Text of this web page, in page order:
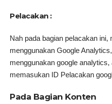
Pelacakan :
Nah pada bagian pelacakan ini,
menggunakan Google
menggunakan google
memasukan ID Pelacakan
Pada Bagian Konten